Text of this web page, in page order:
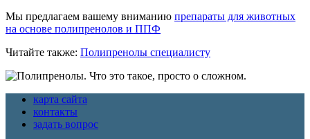
Мы предлагаем вашему вниманию препараты для животных
на основе полипренолов и ППФ
Читайте также: Полипренолы специалисту
карта сайта
контакты
задать вопрос